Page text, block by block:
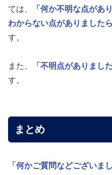
ては、
「何か不明な点があ
わからない点がありましたら
す。
また、 「不明点がありました
す。
まとめ
「何かご質問などございま